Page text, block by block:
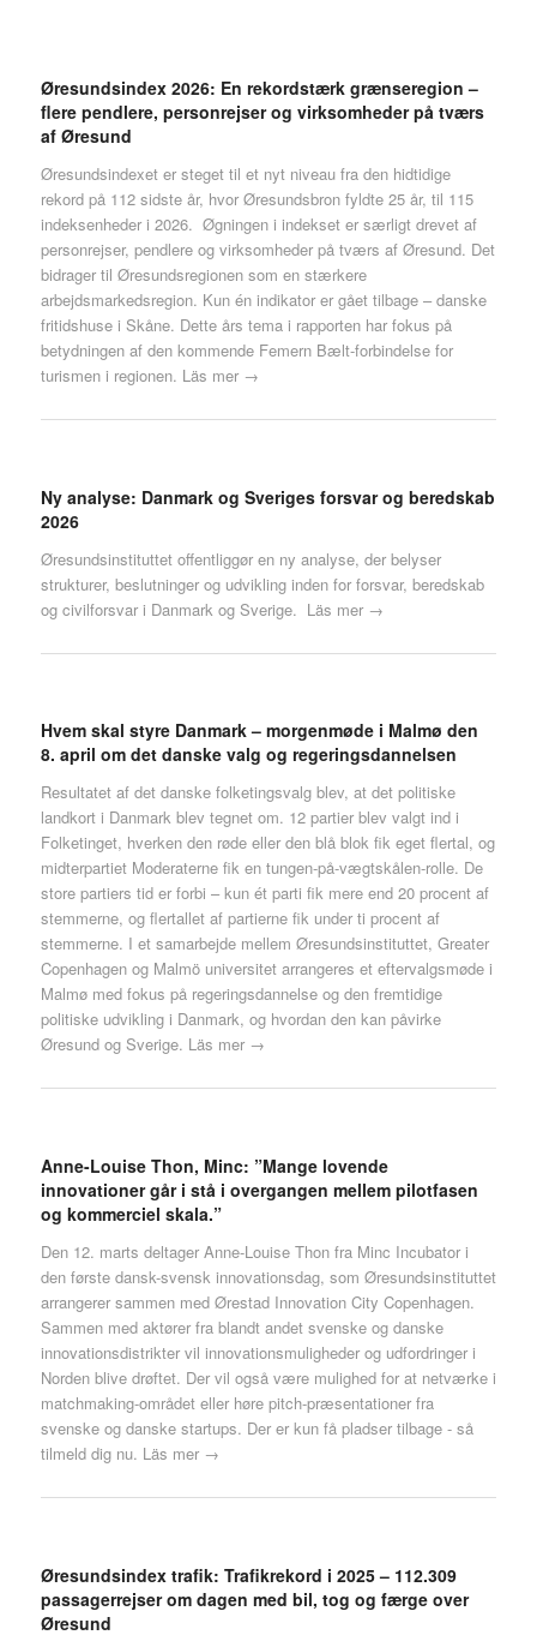
Øresundsindex 2026: En rekordstærk grænseregion –
flere pendlere, personrejser og virksomheder på tværs
af Øresund
Øresundsindexet er steget til et nyt niveau fra den hidtidige
rekord på 112 sidste år, hvor Øresundsbron fyldte 25 år, til 115
indeksenheder i 2026. Øgningen i indekset er særligt drevet af
personrejser, pendlere og virksomheder på tværs af Øresund. Det
bidrager til Øresundsregionen som en stærkere
arbejdsmarkedsregion. Kun én indikator er gået tilbage – danske
fritidshuse i Skåne. Dette års tema i rapporten har fokus på
betydningen af den kommende Femern Bælt-forbindelse for
turismen i regionen. Läs mer →
Ny analyse: Danmark og Sveriges forsvar og beredskab
2026
Øresundsinstituttet offentliggør en ny analyse, der belyser
strukturer, beslutninger og udvikling inden for forsvar, beredskab
og civilforsvar i Danmark og Sverige. Läs mer →
Hvem skal styre Danmark – morgenmøde i Malmø den
8. april om det danske valg og regeringsdannelsen
Resultatet af det danske folketingsvalg blev, at det politiske
landkort i Danmark blev tegnet om. 12 partier blev valgt ind i
Folketinget, hverken den røde eller den blå blok fik eget flertal, og
midterpartiet Moderaterne fik en tungen-på-vægtskålen-rolle. De
store partiers tid er forbi – kun ét parti fik mere end 20 procent af
stemmerne, og flertallet af partierne fik under ti procent af
stemmerne. I et samarbejde mellem Øresundsinstituttet, Greater
Copenhagen og Malmö universitet arrangeres et eftervalgsmøde i
Malmø med fokus på regeringsdannelse og den fremtidige
politiske udvikling i Danmark, og hvordan den kan påvirke
Øresund og Sverige. Läs mer →
Anne-Louise Thon, Minc: ”Mange lovende
innovationer går i stå i overgangen mellem pilotfasen
og kommerciel skala.”
Den 12. marts deltager Anne-Louise Thon fra Minc Incubator i
den første dansk-svensk innovationsdag, som Øresundsinstituttet
arrangerer sammen med Ørestad Innovation City Copenhagen.
Sammen med aktører fra blandt andet svenske og danske
innovationsdistrikter vil innovationsmuligheder og udfordringer i
Norden blive drøftet. Der vil også være mulighed for at netværke i
matchmaking-området eller høre pitch-præsentationer fra
svenske og danske startups. Der er kun få pladser tilbage - så
tilmeld dig nu. Läs mer →
Øresundsindex trafik: Trafikrekord i 2025 – 112.309
passagerrejser om dagen med bil, tog og færge over
Øresund